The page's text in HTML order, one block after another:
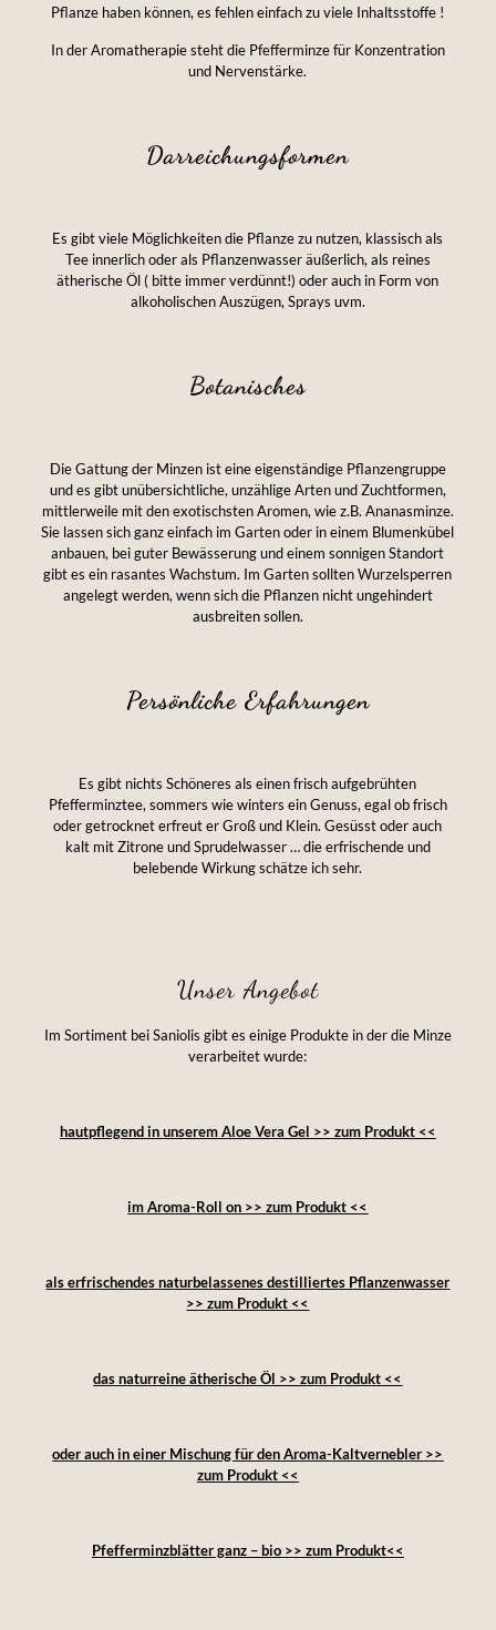
Pflanze haben können, es fehlen einfach zu viele Inhaltsstoffe !
In der Aromatherapie steht die Pfefferminze für Konzentration
und Nervenstärke.
Darreichungsformen
Es gibt viele Möglichkeiten die Pflanze zu nutzen, klassisch als
Tee innerlich oder als Pflanzenwasser äußerlich, als reines
ätherische Öl ( bitte immer verdünnt!) oder auch in Form von
alkoholischen Auszügen, Sprays uvm.
Botanisches
Die Gattung der Minzen ist eine eigenständige Pflanzengruppe
und es gibt unübersichtliche, unzählige Arten und Zuchtformen,
mittlerweile mit den exotischsten Aromen, wie z.B. Ananasminze.
Sie lassen sich ganz einfach im Garten oder in einem Blumenkübel
anbauen, bei guter Bewässerung und einem sonnigen Standort
gibt es ein rasantes Wachstum. Im Garten sollten Wurzelsperren
angelegt werden, wenn sich die Pflanzen nicht ungehindert
ausbreiten sollen.
Persönliche Erfahrungen
Es gibt nichts Schöneres als einen frisch aufgebrühten
Pfefferminztee, sommers wie winters ein Genuss, egal ob frisch
oder getrocknet erfreut er Groß und Klein. Gesüsst oder auch
kalt mit Zitrone und Sprudelwasser … die erfrischende und
belebende Wirkung schätze ich sehr.
Unser Angebot
Im Sortiment bei Saniolis gibt es einige Produkte in der die Minze
verarbeitet wurde:
hautpflegend in unserem Aloe Vera Gel >> zum Produkt <<
im Aroma-Roll on >> zum Produkt <<
als erfrischendes naturbelassenes destilliertes Pflanzenwasser
>> zum Produkt <<
das naturreine ätherische Öl >> zum Produkt <<
oder auch in einer Mischung für den Aroma-Kaltvernebler >>
zum Produkt <<
Pfefferminzblätter ganz – bio >> zum Produkt<<